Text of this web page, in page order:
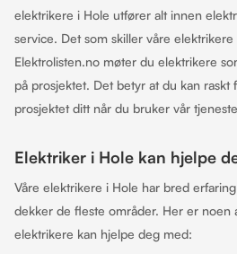
elektrikere i Hole utfører alt innen
service. Det som skiller våre
Elektrolisten.no møter du elektrikere
på prosjektet. Det betyr at du kan raskt
prosjektet ditt når du bruker vår
Elektriker i Hole kan hjelpe
Våre elektrikere i Hole har bred
dekker de fleste områder. Her er noen
elektrikere kan hjelpe deg med: